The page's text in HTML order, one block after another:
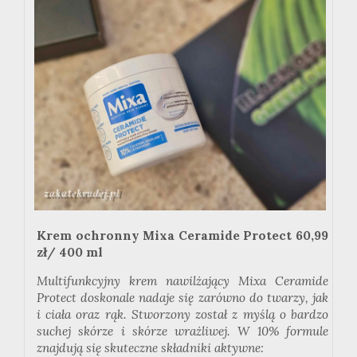
Krem ochronny Mixa Ceramide Protect 60,99
zł/ 400 ml
Multifunkcyjny krem nawilżający Mixa Ceramide
Protect doskonale nadaje się zarówno do twarzy, jak
i ciała oraz rąk. Stworzony został z myślą o bardzo
suchej skórze i skórze wrażliwej. W 10% formule
znajdują się skuteczne składniki aktywne: